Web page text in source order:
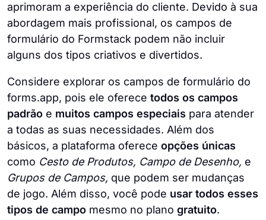
aprimoram a experiência do cliente. Devido à sua
abordagem mais profissional, os campos de
formulário do Formstack podem não incluir
alguns dos tipos criativos e divertidos.
Considere explorar os campos de formulário do
forms.app, pois ele oferece todos os campos
padrão e muitos campos especiais para atender
a todas as suas necessidades. Além dos
básicos, a plataforma oferece opções únicas
como Cesto de Produtos, Campo de Desenho, e
Grupos de Campos, que podem ser mudanças
de jogo. Além disso, você pode usar todos esses
tipos de campo mesmo no plano gratuito.